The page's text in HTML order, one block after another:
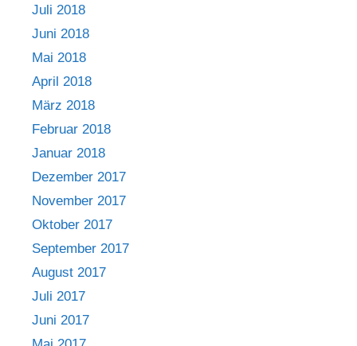
Juli 2018
Juni 2018
Mai 2018
April 2018
März 2018
Februar 2018
Januar 2018
Dezember 2017
November 2017
Oktober 2017
September 2017
August 2017
Juli 2017
Juni 2017